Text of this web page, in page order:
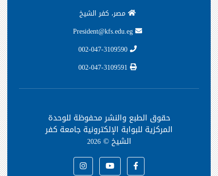
مصر، كفر الشيخ
حقوق الطبع والنشر محفوظة للوحدة
المركزية للبوابة الإلكترونية جامعة كفر
الشيخ ©2026